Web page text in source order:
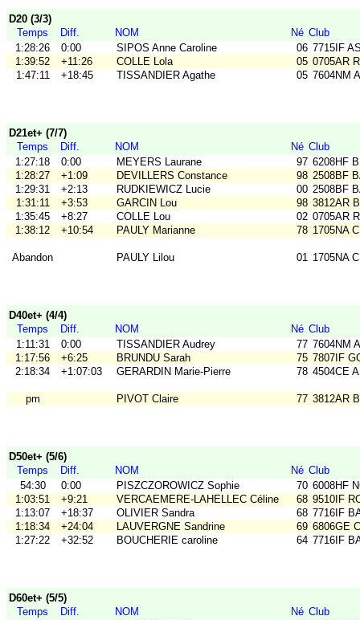
D20 (3/3)
Temps
Diff. NOM Né Club
1:28:26
0:00 SIPOS Anne Caroline 06 7715IF
1:39:52
+11:26 COLLE Lola 05 0705AR
1:47:11
+18:45 TISSANDIER Agathe 05 7604NM
D21et+ (7/7)
Temps
Diff. NOM Né Club
1:27:18
0:00 MEYERS Laurane 97 6208HF
1:28:27
+1:09 DEVILLERS Constance 98 2508BF
1:29:31
+2:13 RUDKIEWICZ Lucie 00 2508BF
1:31:11
+3:53 GARCIN Lou 98 3812AR
1:35:45
+8:27 COLLE Lou 02 0705AR
1:38:12
+10:54 PAULY Marianne 78 1705NA
Abandon PAULY Lilou 01 1705NA
D40et+ (4/4)
Temps
Diff. NOM Né Club
1:11:31
0:00 TISSANDIER Audrey 77 7604NM
1:17:56
+6:25 BRUNDU Sarah 75 7807IF
2:18:34
+1:07:03 GERARDIN Marie-Pierre 78 4504CE
pm PIVOT Claire 77 3812AR
D50et+ (5/6)
Temps
Diff. NOM Né Club
54:30
0:00 PISZCZOROWICZ Sophie 70 6008HF
1:03:51
+9:21 VERCAEMERE-LAHELLEC Céline 68 9510IF
1:13:07
+18:37 OLIVIER Sandra 68 7716IF
1:18:34
+24:04 LAUVERGNE Sandrine 69 6806GE
1:27:22
+32:52 BOUCHERIE caroline 64 7716IF
D60et+ (5/5)
Temps
Diff. NOM Né Club